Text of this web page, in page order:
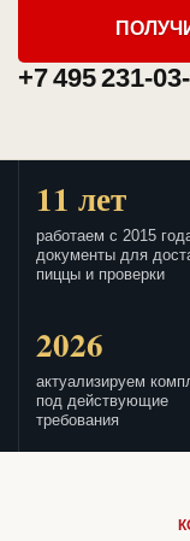
+7 495 231-
11 лет
работаем с 2015
документы для
пиццы и проверки
2026
актуализируем
под действующие
требования